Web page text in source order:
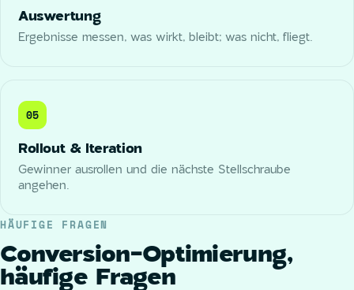
Auswertung
Ergebnisse messen, was wirkt, bleibt; was nicht, fliegt.
05
Rollout & Iteration
Gewinner ausrollen und die nächste Stellschraube
angehen.
HÄUFIGE FRAGEN
Conversion-Optimierung,
häufige Fragen